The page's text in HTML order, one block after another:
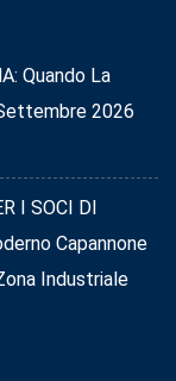
Quando La
2026
I SOCI DI
Capannone
Industriale